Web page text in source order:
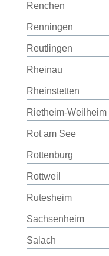
Renchen
Renningen
Reutlingen
Rheinau
Rheinstetten
Rietheim-Weilheim
Rot am See
Rottenburg
Rottweil
Rutesheim
Sachsenheim
Salach